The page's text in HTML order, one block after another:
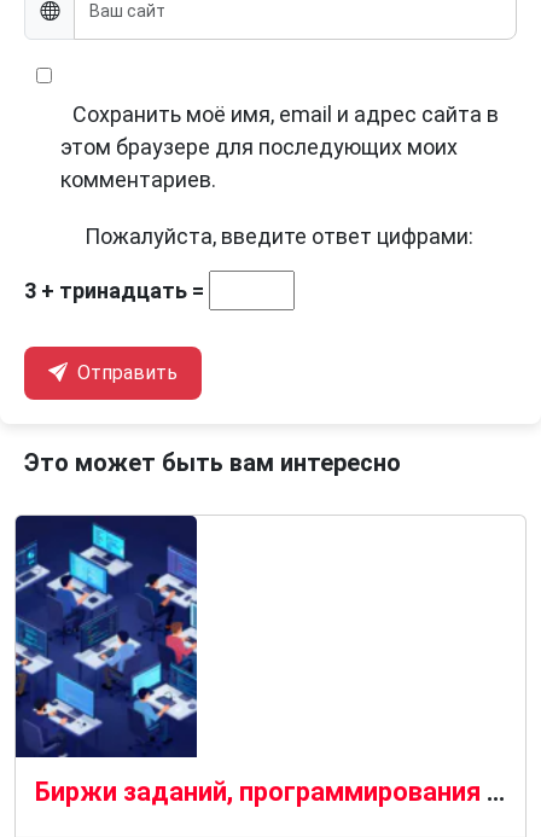
Сохранить моё имя, email и адрес сайта в
этом браузере для последующих моих
комментариев.
Пожалуйста, введите ответ цифрами:
3 + тринадцать =
Отправить
Это может быть вам интересно
Биржи заданий, программирования и IT: от микро-задач до сложных проектов